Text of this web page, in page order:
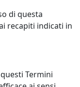
di questa
recapiti indicati in
Termini